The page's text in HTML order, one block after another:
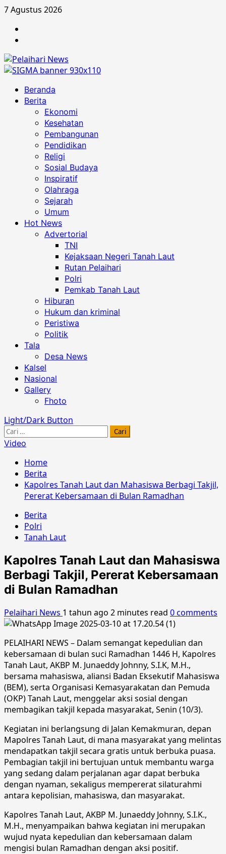
Skip
content
7 Agustus 2026
Primary
Menu
Beranda
Berita
Ekonomi
Kesehatan
Pembangunan
Pendidikan
Religi
Sosial Budaya
Inspiratif
Olahraga
Sejarah
Umum
Hot News
Advertorial
TNI
Kejaksaan Negeri Tanah Laut
Rutan Pelaihari
Polri
Pemkab Tanah Laut
Hiburan
Hukum dan kriminal
Peristiwa
Politik
Tala
Desa News
Kalsel
Nasional
Gallery
Fhoto
Light/Dark Button
Cari
untuk:
Video
Home
Berita
Kapolres Tanah Laut dan Mahasiswa Berbagi Takjil,
Pererat Kebersamaan di Bulan Ramadhan
Berita
Polri
Tanah Laut
Kapolres Tanah Laut dan Mahasiswa
Berbagi Takjil, Pererat Kebersamaan
di Bulan Ramadhan
Pelaihari News 1 tahun ago 2 minutes read 0 comments
PELAIHARI NEWS – Dalam semangat kepedulian dan
kebersamaan di bulan suci Ramadhan 1446 H, Kapolres
Tanah Laut, AKBP M. Junaeddy Johnny, S.I.K, M.H.,
bersama mahasiswa, aliansi Badan Eksekutif Mahasiswa
(BEM), serta Organisasi Kemasyarakatan dan Pemuda
(OKP) Tanah Laut, menggelar aksi sosial dengan
membagikan takjil kepada masyarakat, Senin (10/3).
Kegiatan ini berlangsung di Jalan Kemakmuran, depan
Mapolres Tanah Laut, di mana masyarakat yang melintas
mendapatkan takjil secara gratis untuk berbuka puasa.
Pembagian takjil ini bertujuan untuk membantu warga
yang sedang dalam perjalanan agar dapat berbuka
dengan nyaman, sekaligus mempererat silaturahmi
antara kepolisian, mahasiswa, dan masyarakat.
Kapolres Tanah Laut, AKBP M. Junaeddy Johnny, S.I.K.,
M.H., menyampaikan bahwa kegiatan ini merupakan
wujud nyata kepedulian dan kebersamaan dalam
mengisi bulan Ramadhan dengan aksi positif.